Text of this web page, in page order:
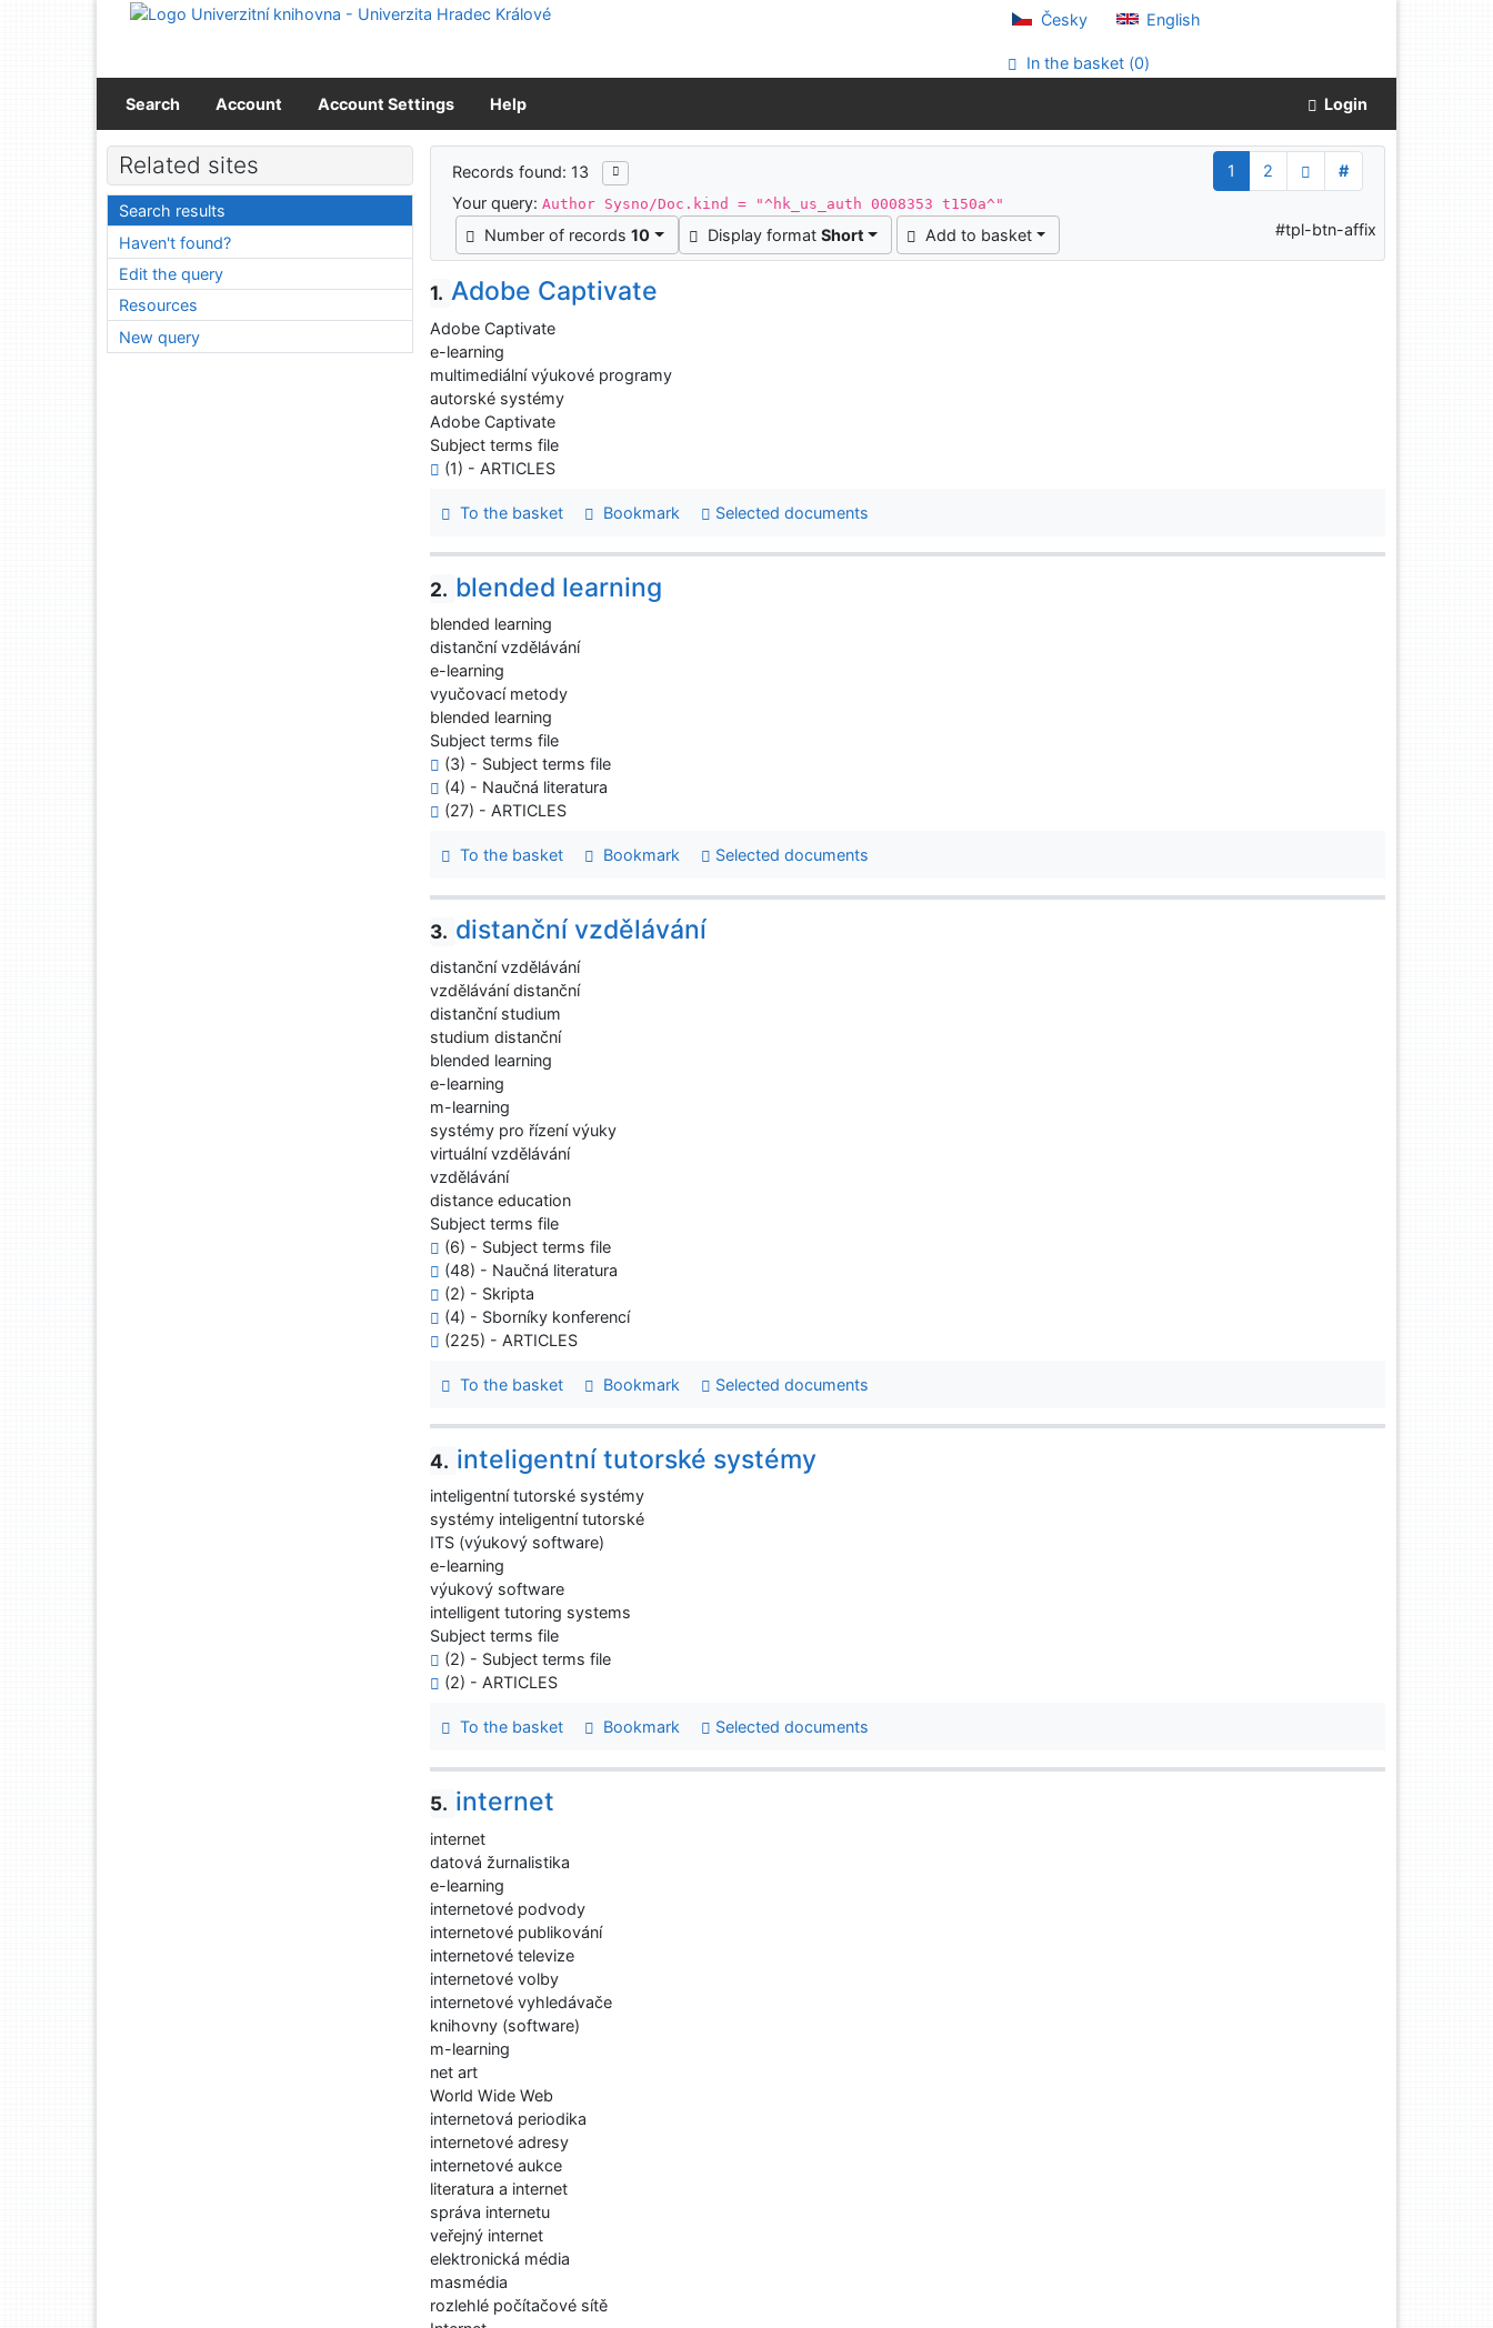
Go to content
Česky English
In the basket (0)
Search Account Account Settings Help Login
Search results
Records found: 13 1 2
#
Your query:Author Sysno/Doc.kind = "^hk_us_auth 0008353 t150a^"
Number of records10 Display format Short Add to basket #tpl-btn-affix
1. Adobe Captivate
Adobe Captivate
e-learning
multimediální výukové programy
autorské systémy
Adobe Captivate
Subject terms file
(1) - ARTICLES
To the basket Bookmark Selected documents
2. blended learning
blended learning
distanční vzdělávání
e-learning
vyučovací metody
blended learning
Subject terms file
(3) - Subject terms file
(4) - Naučná literatura
(27) - ARTICLES
To the basket Bookmark Selected documents
3. distanční vzdělávání
distanční vzdělávání
vzdělávání distanční
distanční studium
studium distanční
blended learning
e-learning
m-learning
systémy pro řízení výuky
virtuální vzdělávání
vzdělávání
distance education
Subject terms file
(6) - Subject terms file
(48) - Naučná literatura
(2) - Skripta
(4) - Sborníky konferencí
(225) - ARTICLES
To the basket Bookmark Selected documents
4. inteligentní tutorské systémy
inteligentní tutorské systémy
systémy inteligentní tutorské
ITS (výukový software)
e-learning
výukový software
intelligent tutoring systems
Subject terms file
(2) - Subject terms file
(2) - ARTICLES
To the basket Bookmark Selected documents
5. internet
internet
datová žurnalistika
e-learning
internetové podvody
internetové publikování
internetové televize
internetové volby
internetové vyhledávače
knihovny (software)
m-learning
net art
World Wide Web
internetová periodika
internetové adresy
internetové aukce
literatura a internet
správa internetu
veřejný internet
elektronická média
masmédia
rozlehlé počítačové sítě
Related sites
Search results
Haven't found?
Edit the query
Resources
New query